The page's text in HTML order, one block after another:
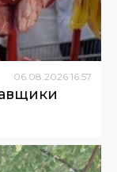
06.08.2026 16:57